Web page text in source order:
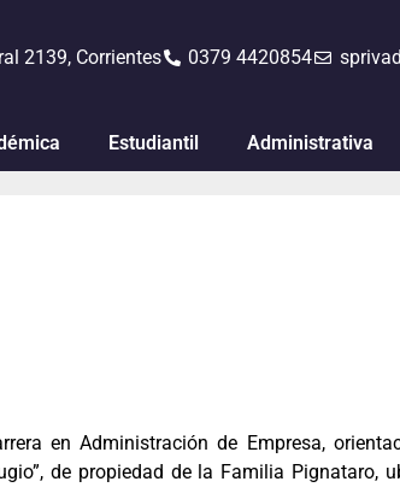
2139, Corrientes 0379 4420854
Estudiantil Administrativa
en Administración de Empresa,
de propiedad de la Familia